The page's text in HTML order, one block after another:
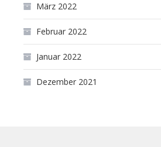
März 2022
Februar 2022
Januar 2022
Dezember 2021